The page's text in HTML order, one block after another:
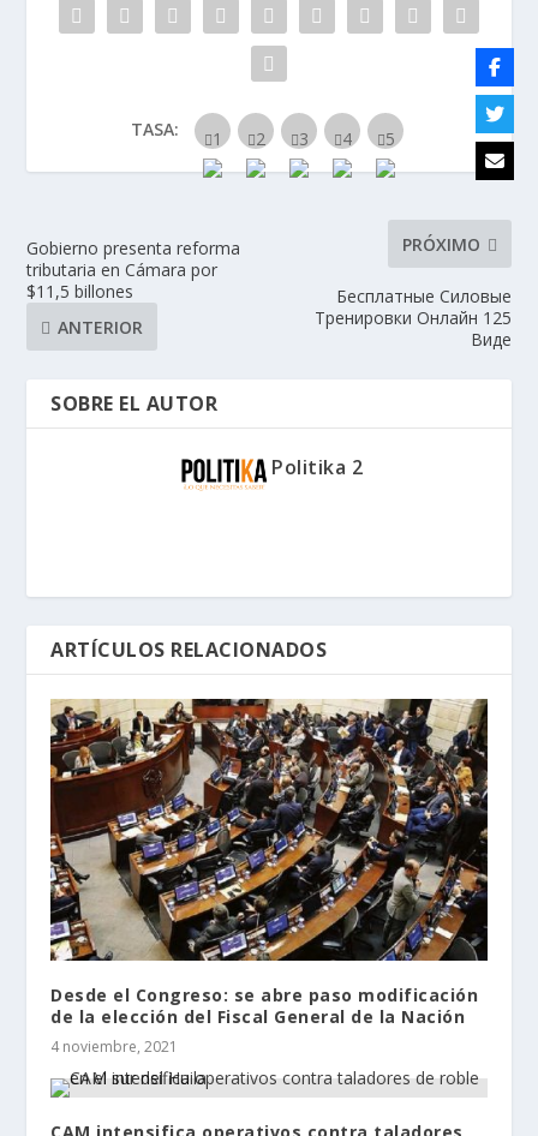
TASA:
Gobierno presenta reforma
tributaria en Cámara por
$11,5 billones
ANTERIOR
PRÓXIMO
Бесплатные Силовые
Тренировки Онлайн 125
Виде
SOBRE EL AUTOR
Politika 2
ARTÍCULOS RELACIONADOS
Desde el Congreso: se abre paso modificación
de la elección del Fiscal General de la Nación
4 noviembre, 2021